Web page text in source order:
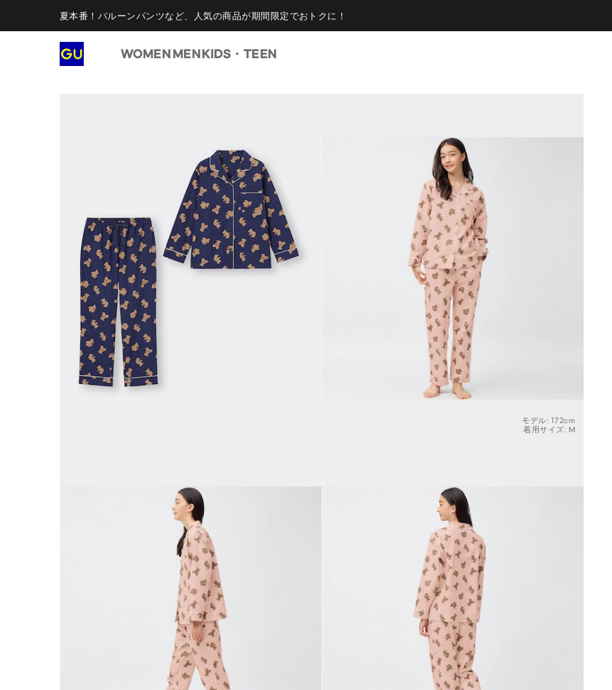
夏本番！バルーンパンツなど、人気の商品が期間限定でおトクに！
WOMEN MENKIDS・TEEN
モデル: 172cm
着用サイズ: M